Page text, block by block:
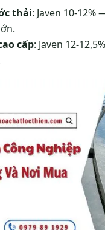
thải: Javen 10-
cấp: Javen 12-